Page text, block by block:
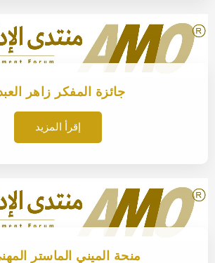
جائزة المفكر زاهر
إقرأ المزيد
منحة الميني الماستر